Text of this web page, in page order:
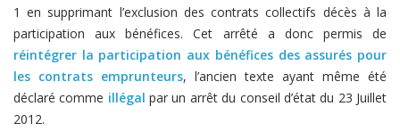
1 en supprimant l’exclusion des contrats collectifs décès à la
participation aux bénéfices. Cet arrêté a donc permis de
réintégrer la participation aux bénéfices des assurés pour
les contrats emprunteurs, l’ancien texte ayant même été
déclaré comme illégalpar un arrêt du conseil d’état du 23 Juillet
2012.